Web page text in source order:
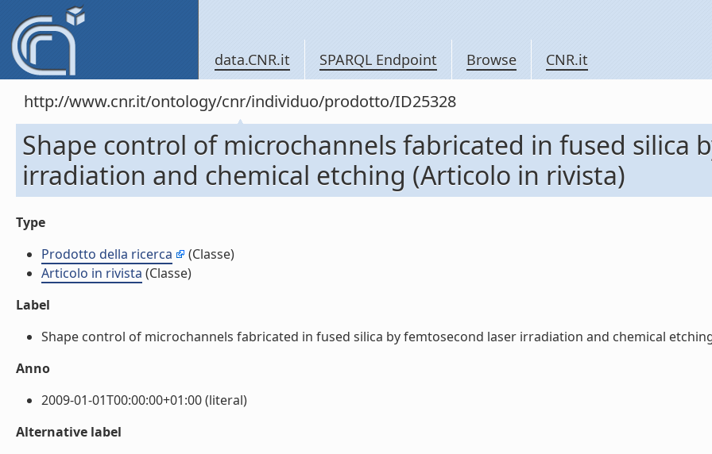
data.CNR.it SPARQL Endpoint Browse CNR.it
http://www.cnr.it/ontology/cnr/individuo/prodotto/ID25328
Shape control of microchannels fabricated in fused silica
irradiation and chemical etching (Articolo in rivista)
Type
Prodotto della ricerca
(Classe)
Articolo in rivista (Classe)
Label
Shape control of microchannels fabricated in fused silica by femtosecond laser irradiation and chemical
Anno
2009-01-01T00:00:00+01:00 (literal)
Alternative label